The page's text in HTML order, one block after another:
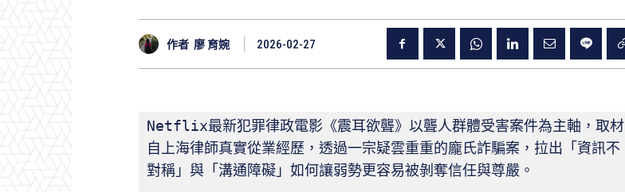
作者 廖 育婉 2026-02-27
Netflix最新犯罪律政電影《震耳欲聾》以聾人群體受害案件為主軸，取材
自上海律師真實從業經歷，透過一宗疑雲重重的龐氏詐騙案，拉出「資訊不
對稱」與「溝通障礙」如何讓弱勢更容易被剝奪信任與尊嚴。